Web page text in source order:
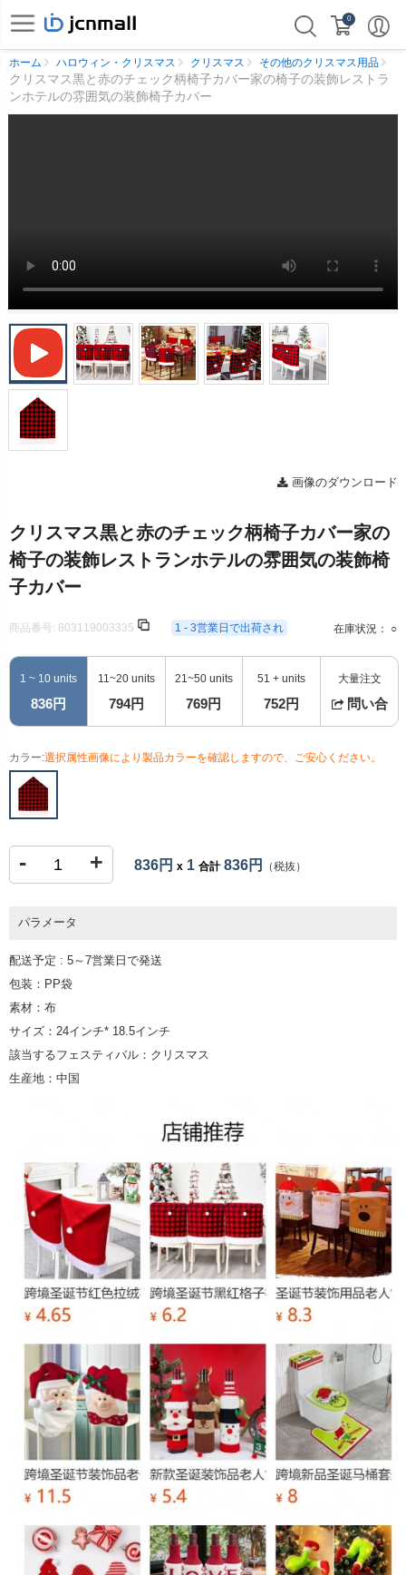
0
ホーム ハロウィン・クリスマス クリスマス その他のクリスマス用品
クリスマス黒と赤のチェック柄椅子カバー家の椅子の装飾レストラ
ンホテルの雰囲気の装飾椅子カバー
画像のダウンロード
クリスマス黒と赤のチェック柄椅子カバー家の
椅子の装飾レストランホテルの雰囲気の装飾椅
子カバー
商品番号: 803119003335 1 - 3営業日で出荷され 在庫状況： ○
1 ~ 10 units
836円
11~20 units
794円
21~50 units
769円
51 + units
752円
大量注文
問い合
カラー:選択属性画像により製品カラーを確認しますので、ご安心ください。
- + 836円 x 1 合計836円 （税抜）
パラメータ
配送予定 : 5～7営業日で発送
包装：PP袋
素材：布
サイズ：24インチ* 18.5インチ
該当するフェスティバル：クリスマス
生産地：中国